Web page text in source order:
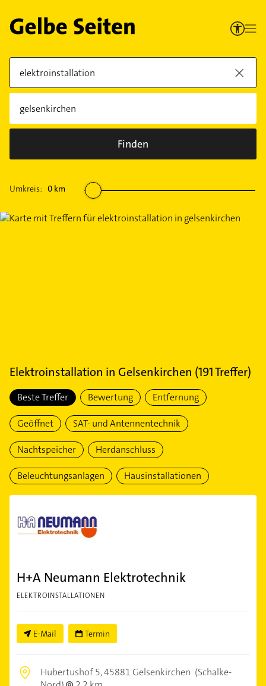
Finden
Umkreis: 0 km
Elektroinstallation in Gelsenkirchen (191Treffer)
Beste Treffer Bewertung Entfernung
Geöffnet SAT- und Antennentechnik
Nachtspeicher Herdanschluss
Beleuchtungsanlagen Hausinstallationen
H+A Neumann Elektrotechnik
ELEKTROINSTALLATIONEN
E-Mail Termin
Hubertushof 5,45881 Gelsenkirchen (Schalke-